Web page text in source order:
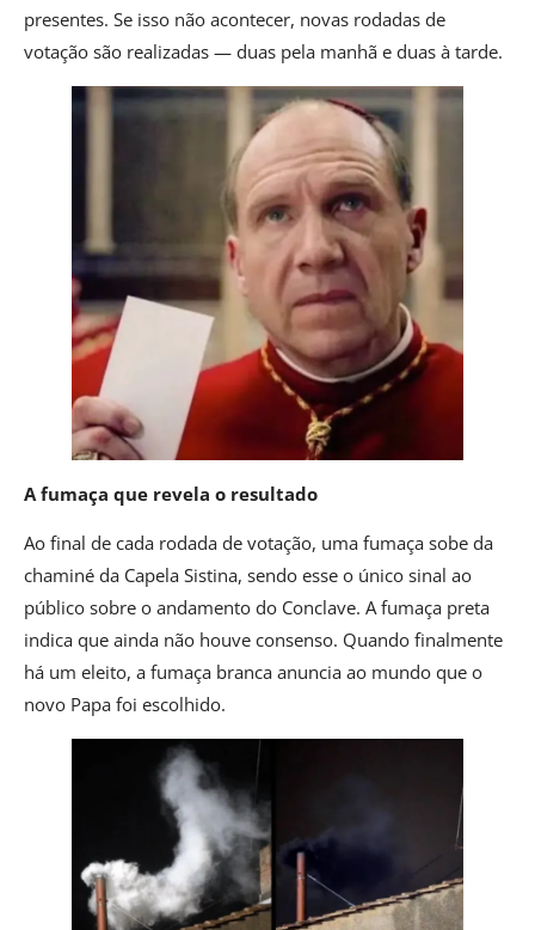
presentes. Se isso não acontecer, novas rodadas de
votação são realizadas — duas pela manhã e duas à tarde.
A fumaça que revela o resultado
Ao final de cada rodada de votação, uma fumaça sobe da
chaminé da Capela Sistina, sendo esse o único sinal ao
público sobre o andamento do Conclave. A fumaça preta
indica que ainda não houve consenso. Quando finalmente
há um eleito, a fumaça branca anuncia ao mundo que o
novo Papa foi escolhido.